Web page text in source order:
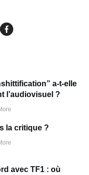
a-t-elle
l’audiovisuel ?
la critique ?
avec TF1 : où